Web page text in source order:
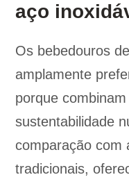
aço
Os bebedouros
amplamente
porque
sustentabilidade
comparação com
tradicionais,